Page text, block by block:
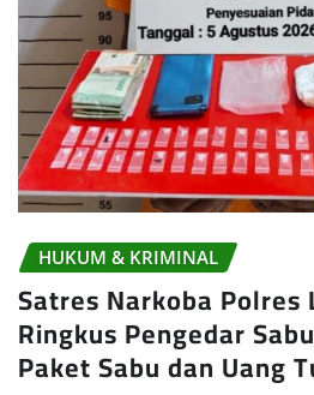
HUKUM & KRIMINAL
Satres Narkoba Polres
Ringkus Pengedar
Paket Sabu dan Uang